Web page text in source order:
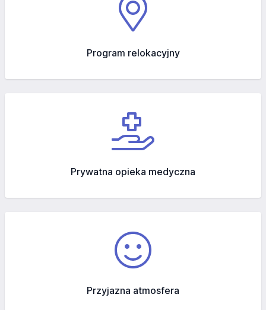
Program relokacyjny
Prywatna opieka medyczna
Przyjazna atmosfera